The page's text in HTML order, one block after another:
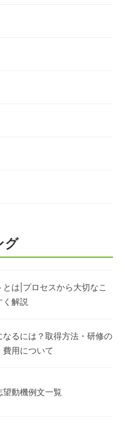
グ
は|プロセスから大切なこ
く解説
るには？取得方法・研修の
用について
望動機例文一覧